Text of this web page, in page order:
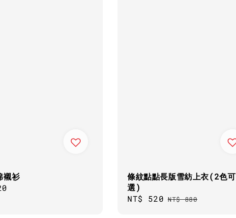
襯衫
條紋點點長版雪紡上衣(2色可
選)
Sale
NT$ 520 Regular
NT$ 880